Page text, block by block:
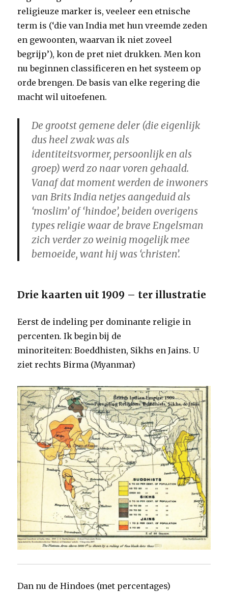
religieuze marker is, veeleer een etnische
term is (‘die van India met hun vreemde zeden
en gewoonten, waarvan ik niet zoveel
begrijp’), kon de pret niet drukken. Men kon
nu beginnen classificeren en het systeem op
orde brengen. De basis van elke regering die
macht wil uitoefenen.
De grootst gemene deler (die eigenlijk
dus heel zwak was als
identiteitsvormer, persoonlijk en als
groep) werd zo naar voren gehaald.
Vanaf dat moment werden de inwoners
van Brits India netjes aangeduid als
‘moslim’ of ‘hindoe’, beiden overigens
types religie waar de brave Engelsman
zich verder zo weinig mogelijk mee
bemoeide, want hij was ‘christen’.
Drie kaarten uit 1909 – ter illustratie
Eerst de indeling per dominante religie in
percenten. Ik begin bij de
minoriteiten: Boeddhisten, Sikhs en Jains. U
ziet rechts Birma (Myanmar)
Dan nu de Hindoes (met percentages)